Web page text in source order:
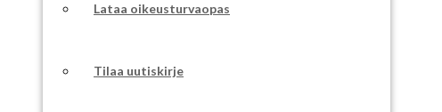
Lataa oikeusturvaopas
Tilaa uutiskirje